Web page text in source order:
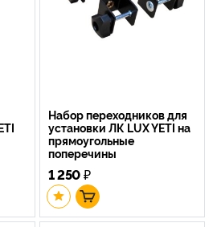
Набор переходников для
установки ЛК LUX YETI на
прямоугольные
поперечины
1 250₽